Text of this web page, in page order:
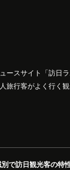
スサイト「訪
行客がよく行く
で訪日観光客の特